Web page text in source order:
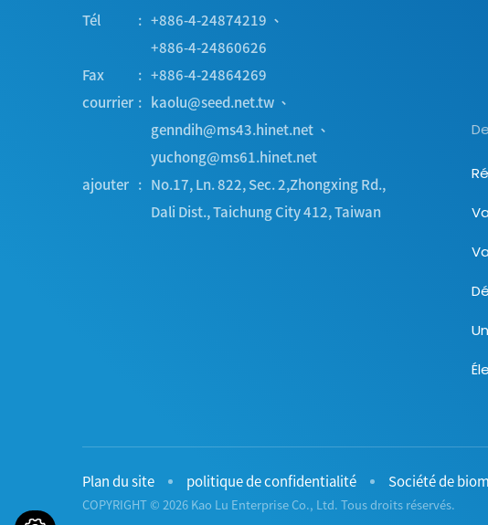
Tél +886-4-24874219 、
+886-4-24860626
Fax
+886-4-24864269
courrier
kaolu@seed.net.tw 、
genndih@ms43.hinet.net 、
yuchong@ms61.hinet.net
ajouter
No.17, Ln. 822, Sec. 2,Zhongxing Rd.,
Dali Dist.,Taichung City412,Taiwan
Plan du site politique de confidentialité Société de
COPYRIGHT © 2026 Kao Lu Enterprise Co., Ltd. Tous droits réservés.